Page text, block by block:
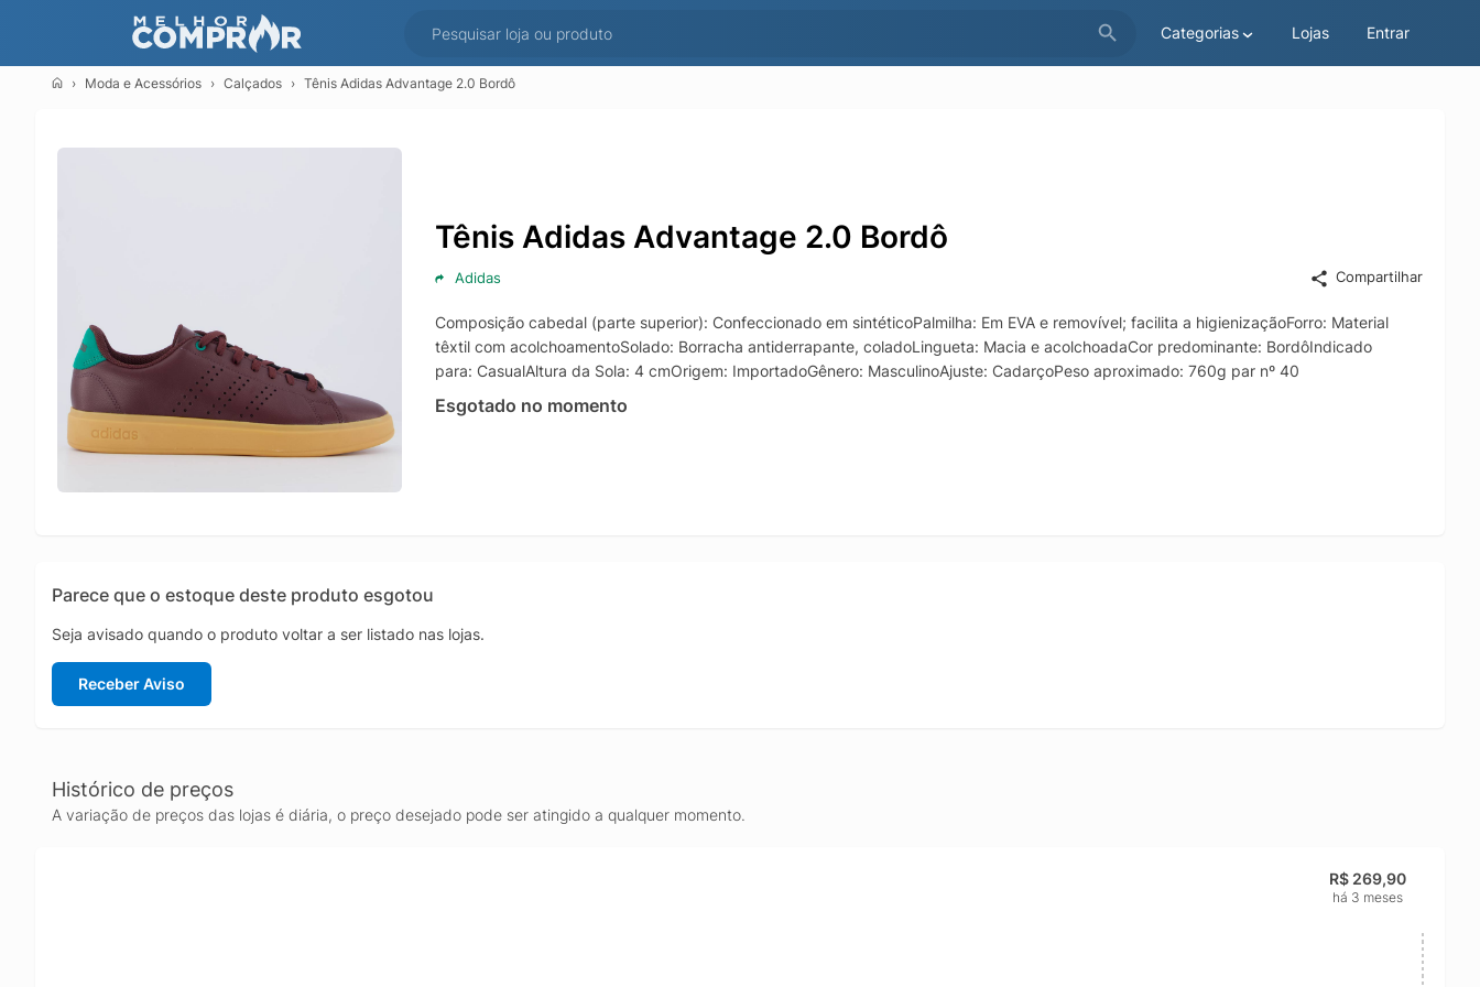
Categorias Lojas Entrar
Moda e Acessórios Calçados Tênis Adidas Advantage 2.0 Bordô
Tênis Adidas Advantage 2.0 Bordô
Adidas Compartilhar
Composição cabedal (parte superior): Confeccionado em sintéticoPalmilha: Em EVA e removível; facilita a higienizaçãoForro: Material
têxtil com acolchoamentoSolado: Borracha antiderrapante, coladoLingueta: Macia e acolchoadaCor predominante: BordôIndicado
para: CasualAltura da Sola: 4 cmOrigem: ImportadoGênero: MasculinoAjuste: CadarçoPeso aproximado: 760g par nº 40
Esgotado no momento
Parece que o estoque deste produto esgotou
Seja avisado quando o produto voltar a ser listado nas lojas.
Receber Aviso
Histórico de preços
A variação de preços das lojas é diária, o preço desejado pode ser atingido a qualquer momento.
R$ 269,90
há 3 meses